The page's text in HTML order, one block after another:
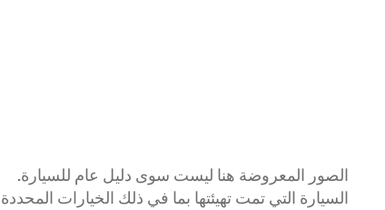
الصور المعروضة هنا ليست سوى دليل عام للسيارة.
السيارة التي تمت تهيئتها بما في ذلك الخيارات